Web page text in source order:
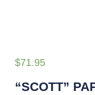
$71.95
“SCOTT”